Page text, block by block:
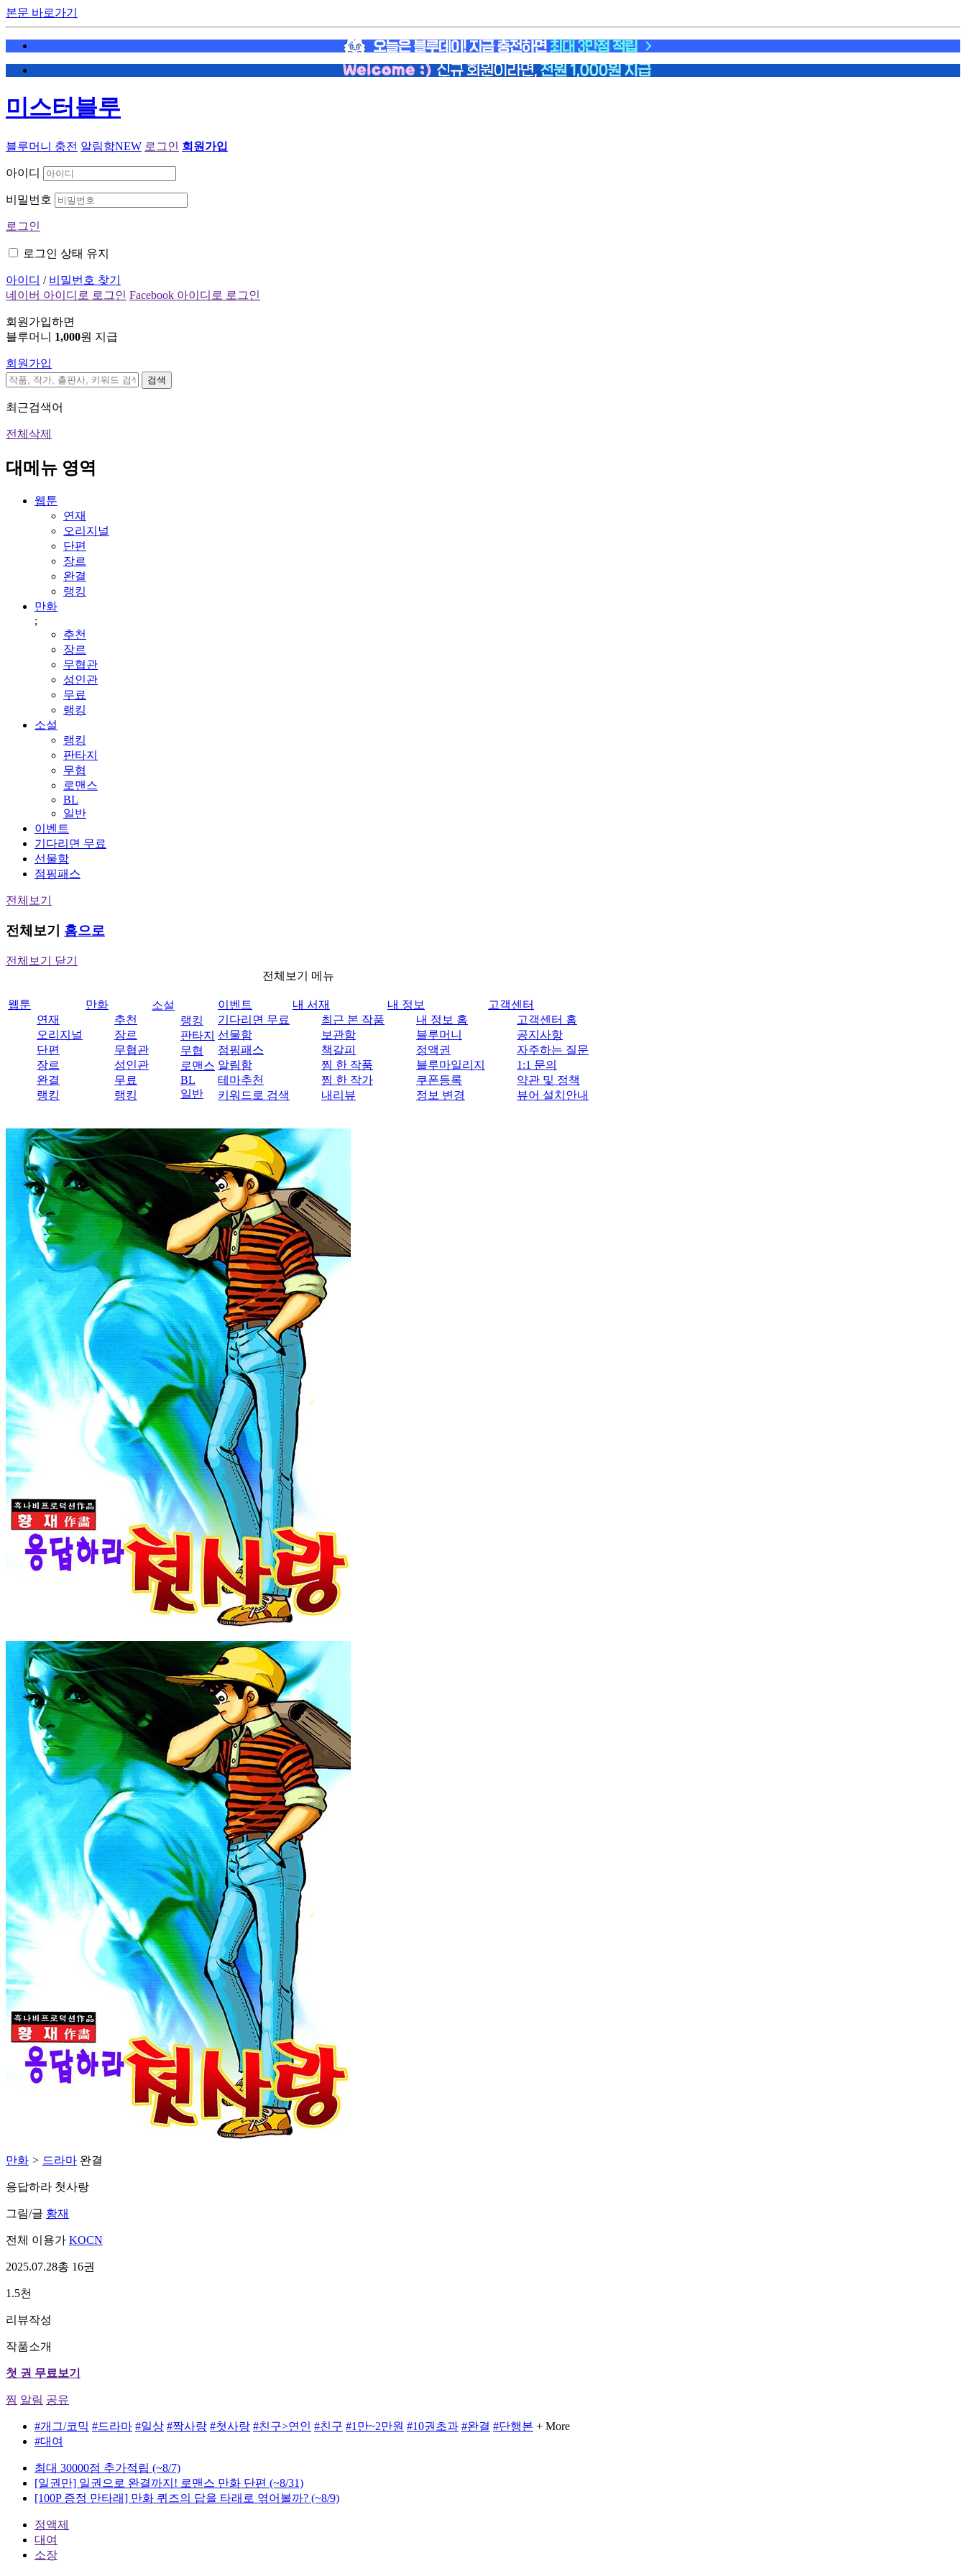
본문 바로가기
미스터블루
블루머니 충전 알림함NEW 로그인 회원가입
아이디
비밀번호
로그인
로그인 상태 유지
아이디 / 비밀번호 찾기
네이버 아이디로 로그인 Facebook 아이디로 로그인
회원가입하면
블루머니 1,000원 지급
회원가입
검색
최근검색어
전체삭제
대메뉴 영역
웹툰
연재
오리지널
단편
장르
완결
랭킹
만화
;
추천
장르
무협관
성인관
무료
랭킹
소설
랭킹
판타지
무협
로맨스
BL
일반
이벤트
기다리면 무료
선물함
점핑패스
전체보기
전체보기 홈으로
전체보기 닫기
전체보기 메뉴
웹툰
연재
오리지널
단편
장르
완결
랭킹
만화
추천
장르
무협관
성인관
무료
랭킹
소설
랭킹
판타지
무협
로맨스
BL
일반
이벤트
기다리면 무료
선물함
점핑패스
알림함
테마추천
키워드로 검색
내 서재
최근 본 작품
보관함
책갈피
찜 한 작품
찜 한 작가
내리뷰
내 정보
내 정보 홈
블루머니
정액권
블루마일리지
쿠폰등록
정보 변경
고객센터
고객센터 홈
공지사항
자주하는 질문
1:1 문의
약관 및 정책
뷰어 설치안내
만화 > 드라마 완결
응답하라 첫사랑
그림/글 황재
전체 이용가 KOCN
2025.07.28총 16권
1.5천
리뷰작성
작품소개
첫 권 무료보기
찜 알림 공유
#개그/코믹 #드라마 #일상 #짝사랑 #첫사랑 #친구>연인 #친구 #1만~2만원 #10권초과 #완결 #단행본 + More
#대여
최대 30000점 추가적립 (~8/7)
[일권만] 일권으로 완결까지! 로맨스 만화 단편 (~8/31)
[100P 증정 만타래] 만화 퀴즈의 답을 타래로 엮어볼까? (~8/9)
정액제
대여
소장